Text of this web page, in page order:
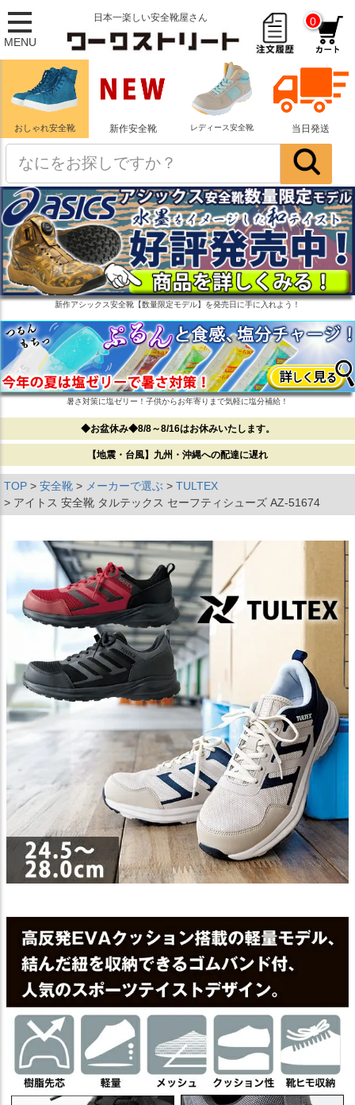
MENU
日本一楽しい安全靴屋さん 0
おしゃれ安全靴 新作安全靴 レディース安全靴 当日発送
新作アシックス安全靴【数量限定モデル】を発売日に手に入れよう！
暑さ対策に塩ゼリー！子供からお年寄りまで気軽に塩分補給！
◆お盆休み◆8/8～8/16はお休みいたします。
【地震・台風】九州・沖縄への配達に遅れ
TOP 安全靴 メーカーで選ぶ
TULTEX
アイトス 安全靴 タルテックス セーフティシューズ AZ-51674